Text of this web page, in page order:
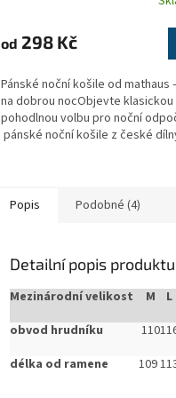
od 298 Kč
Pánské noční košile od mathaus
na dobrou nocObjevte klasickou
pohodlnou volbu pro noční
pánské noční košile z české
Popis Podobné (4)
Detailní popis produktu
Mezinárodní velikost M L
obvod hrudníku
110
délka od ramene
109